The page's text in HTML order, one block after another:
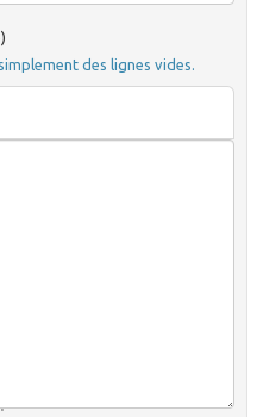
des lignes vides.